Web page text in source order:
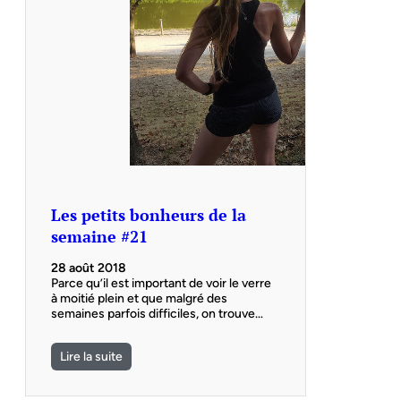
Les petits bonheurs de la
semaine #21
28 août 2018
Parce qu’il est important de voir le verre
à moitié plein et que malgré des
semaines parfois difficiles, on trouve…
Lire la suite